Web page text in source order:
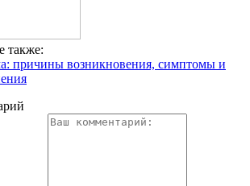
также:
причины возникновения, симптомы и